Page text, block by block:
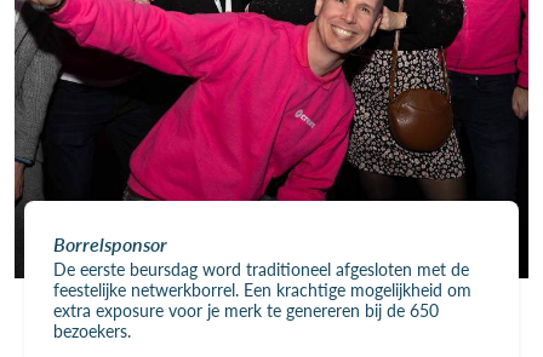
Borrelsponsor
De eerste beursdag word traditioneel afgesloten met de
feestelijke netwerkborrel. Een krachtige mogelijkheid om
extra exposure voor je merk te genereren bij de 650
bezoekers.